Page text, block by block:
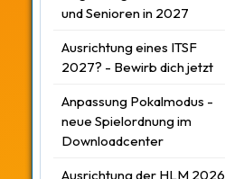
und Senioren in 2027
Ausrichtung eines ITSF
2027? - Bewirb dich jetzt
Anpassung Pokalmodus -
neue Spielordnung im
Downloadcenter
Ausrichtung der HLM 2026